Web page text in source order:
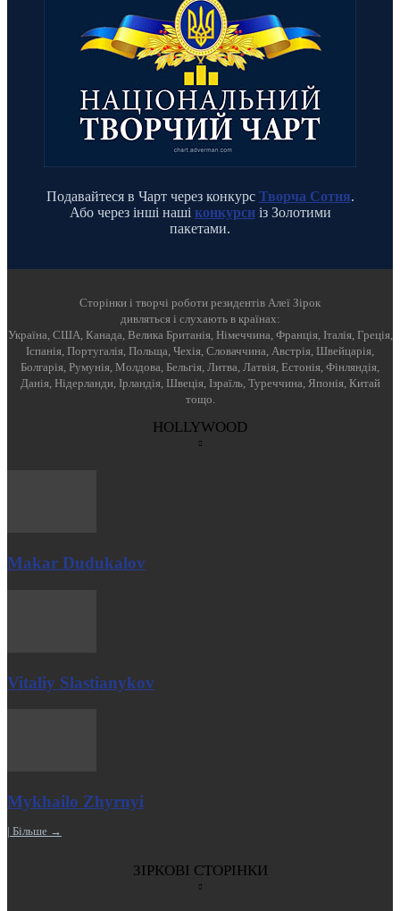
Подавайтеся в Чарт через конкурс Творча Сотня.
Або через інші наші конкурсиіз Золотими
пакетами.
Cторінки і творчі роботи резидентів Алеї Зірок
дивляться і слухають в країнах:
Україна, США, Канада, Велика Британія, Німеччина, Франція, Італія, Греція,
Іспанія, Португалія, Польща, Чехія, Словаччина, Австрія, Швейцарія,
Болгарія, Румунія, Молдова, Бельгія, Литва, Латвія, Естонія, Фінляндія,
Данія, Нідерланди, Ірландія, Швеція, Ізраїль, Туреччина, Японія, Китай
тощо.
HOLLYWOOD
Makar Dudukalov
Vitaliy Slastianykov
Mykhailo Zhyrnyi
| Більше →
ЗІРКОВІ СТОРІНКИ